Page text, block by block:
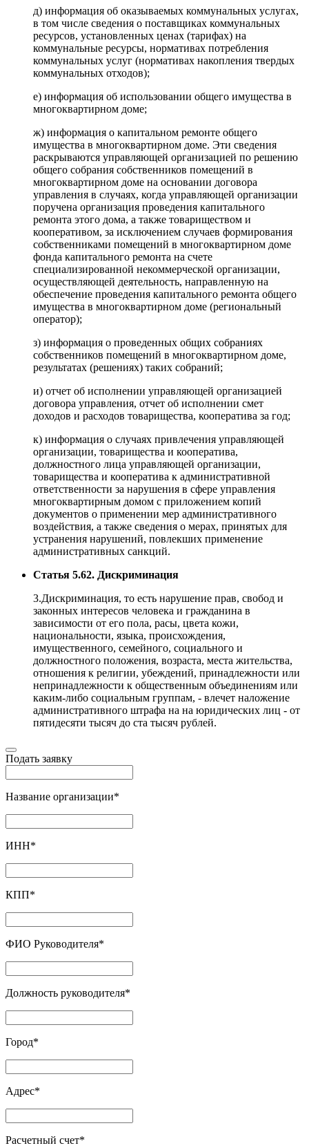
д) информация об оказываемых коммунальных услугах,
в том числе сведения о поставщиках коммунальных
ресурсов, установленных ценах (тарифах) на
коммунальные ресурсы, нормативах потребления
коммунальных услуг (нормативах накопления твердых
коммунальных отходов);
е) информация об использовании общего имущества в
многоквартирном доме;
ж) информация о капитальном ремонте общего
имущества в многоквартирном доме. Эти сведения
раскрываются управляющей организацией по решению
общего собрания собственников помещений в
многоквартирном доме на основании договора
управления в случаях, когда управляющей организации
поручена организация проведения капитального
ремонта этого дома, а также товариществом и
кооперативом, за исключением случаев формирования
собственниками помещений в многоквартирном доме
фонда капитального ремонта на счете
специализированной некоммерческой организации,
осуществляющей деятельность, направленную на
обеспечение проведения капитального ремонта общего
имущества в многоквартирном доме (региональный
оператор);
з) информация о проведенных общих собраниях
собственников помещений в многоквартирном доме,
результатах (решениях) таких собраний;
и) отчет об исполнении управляющей организацией
договора управления, отчет об исполнении смет
доходов и расходов товарищества, кооператива за год;
к) информация о случаях привлечения управляющей
организации, товарищества и кооператива,
должностного лица управляющей организации,
товарищества и кооператива к административной
ответственности за нарушения в сфере управления
многоквартирным домом с приложением копий
документов о применении мер административного
воздействия, а также сведения о мерах, принятых для
устранения нарушений, повлекших применение
административных санкций.
Статья 5.62. Дискриминация
3.Дискриминация, то есть нарушение прав, свобод и
законных интересов человека и гражданина в
зависимости от его пола, расы, цвета кожи,
национальности, языка, происхождения,
имущественного, семейного, социального и
должностного положения, возраста, места жительства,
отношения к религии, убеждений, принадлежности или
непринадлежности к общественным объединениям или
каким-либо социальным группам, - влечет наложение
административного штрафа на на юридических лиц - от
пятидесяти тысяч до ста тысяч рублей.
Подать заявку
Название организации*
ИНН*
КПП*
ФИО Руководителя*
Должность руководителя*
Город*
Адрес*
Расчетный счет*